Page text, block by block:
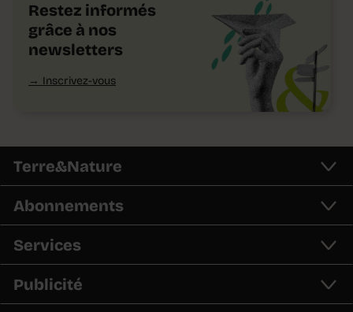
Restez informés
grâce à nos
newsletters
Inscrivez-vous
Terre&Nature
Abonnements
Services
Publicité